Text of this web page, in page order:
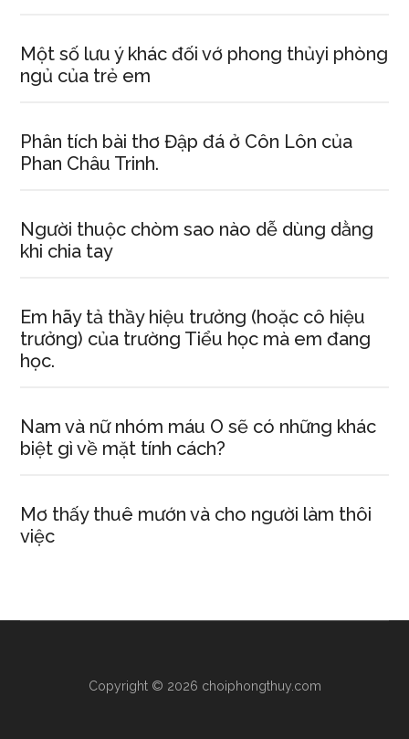
Một số lưu ý khác đối vớ phong thủyi phòng
ngủ của trẻ em
Phân tích bài thơ Đập đá ở Côn Lôn của
Phan Châu Trinh.
Người thuộc chòm sao nào dễ dùng dằng
khi chia tay
Em hãy tả thầy hiệu trưởng (hoặc cô hiệu
trưởng) của trường Tiểu học mà em đang
học.
Nam và nữ nhóm máu O sẽ có những khác
biệt gì về mặt tính cách?
Mơ thấy thuê mướn và cho người làm thôi
việc
Copyright © 2026 choiphongthuy.com